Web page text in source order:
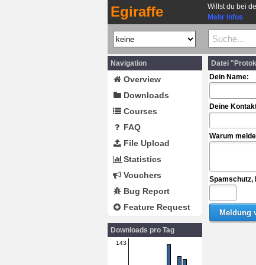
Egiraffe
Willst du bei
Mehr Infos
Navigation
Overview
Downloads
Courses
FAQ
File Upload
Statistics
Vouchers
Bug Report
Feature Request
Downloads pro Tag
143
Datei
Dein Name:
Deine
Warum
Spamschutz,